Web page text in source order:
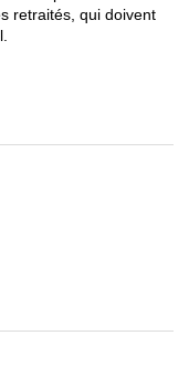
retraités, qui doivent